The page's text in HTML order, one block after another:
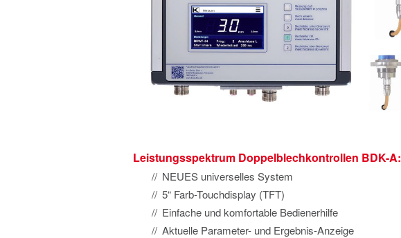
Leistungsspektrum Doppelblechkontrollen BDK-A:
NEUES universelles System
5“ Farb-Touchdisplay (TFT)
Einfache und komfortable Bedienerhilfe
Aktuelle Parameter- und Ergebnis-Anzeige